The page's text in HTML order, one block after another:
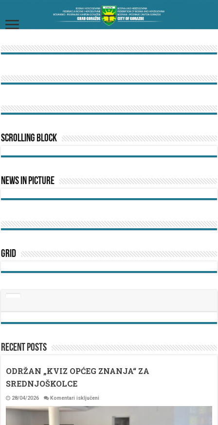
Scrolling Block
News In Picture
Grid
Recent Posts
ODRŽAN „KVIZ OPĆEG ZNANJA“ ZA
SREDNJOŠKOLCE
28/04/2026 Komentari isključeni
OPĆEG